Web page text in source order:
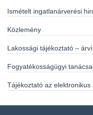
Ismételt ingatlanárverési
Közlemény
Lakossági tájékoztató –
Fogyatékosságügyi
Tájékoztató az elektronikus